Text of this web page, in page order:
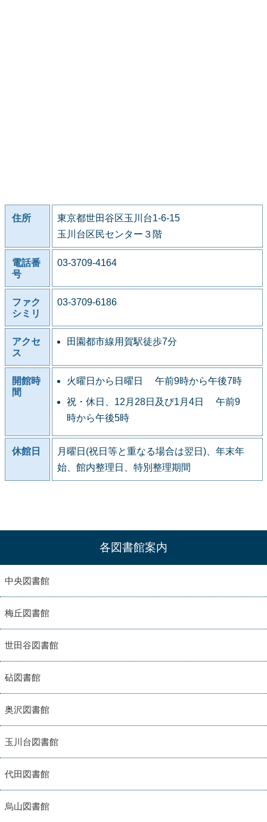
住所
東京都世田谷区玉川台1-6-15
玉川台区民センター３階
電話番
号
03-3709-4164
ファク
シミリ
03-3709-6186
アクセ
ス
田園都市線用賀駅徒歩7分
開館時
間
火曜日から日曜日 午前9時から午後7時
祝・休日、12月28日及び1月4日 午前9
時から午後5時
休館日
月曜日(祝日等と重なる場合は翌日)、年末年
始、館内整理日、特別整理期間
各図書館案内
中央図書館
梅丘図書館
世田谷図書館
砧図書館
奥沢図書館
玉川台図書館
代田図書館
烏山図書館